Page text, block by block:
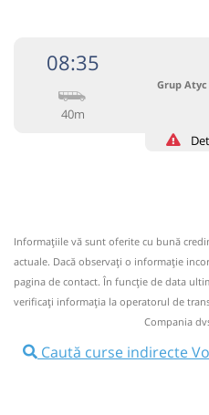
08:35
40m
Grup Atyc
Circulă doar luni, marți,
Nu a circulat?Semnalați
NOU!Pune poze din
08:35 Voinești DB
Informaţiile vă sunt oferite cu bună
actuale. Dacă observați o informaţie
pagina de contact. În funcție de data
verificaţi informaţia la operatorul de
Compania
Caută curse indirecte